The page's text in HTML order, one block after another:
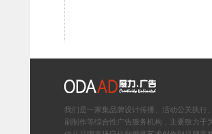
我们是一家集品牌设计传播、活动公关执行
刷制作等综合性广告服务机构，主要致力于